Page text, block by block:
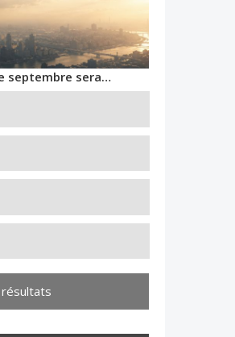
septembre sera…